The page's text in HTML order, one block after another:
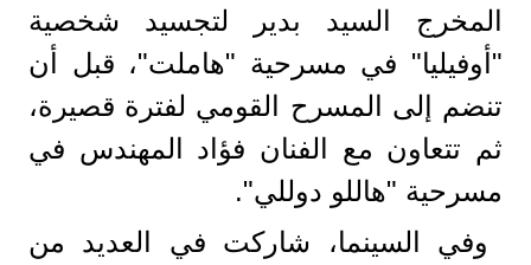
المخرج السيد بدير لتجسيد شخصية
"أوفيليا" في مسرحية "هاملت"، قبل أن
تنضم إلى المسرح القومي لفترة قصيرة،
ثم تتعاون مع الفنان فؤاد المهندس في
مسرحية "هاللو دوللي".
وفي السينما، شاركت في العديد من